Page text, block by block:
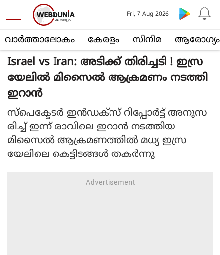
വാര്‍ത്താലോകം കേരളം സിനിമ ആരോഗ്യം
Fri, 7 Aug 2026
Israel vs Iran: അടിക്ക് തിരിച്ചടി ! ഇസ്ര
യേലില്‍ മിസൈല്‍ ആക്രമണം നടത്തി
ഇറാന്‍
സ്‌പെക്ടേടര്‍ ഇന്‍ഡക്‌സ് റിപ്പോര്‍ട്ട് അനുസ
രിച്ച് ഇന്ന് രാവിലെ ഇറാന്‍ നടത്തിയ
മിസൈല്‍ ആക്രമണത്തില്‍ മധ്യ ഇസ്ര
യേലിലെ കെട്ടിടങ്ങള്‍ തകര്‍ന്നു